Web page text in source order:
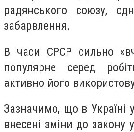
радянського союзу,
забарвлення.
В часи СРСР сильно
популярне серед
активно його
Зазначимо, що в Україні
внесені зміни до закону